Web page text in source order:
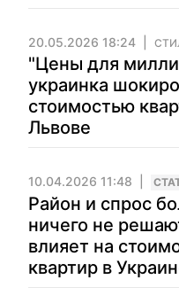
20.05.2026 18:24
"Цены для
украинка
стоимостью
Львове
10.04.2026 11:48
Район и спрос
ничего не
влияет на
квартир в